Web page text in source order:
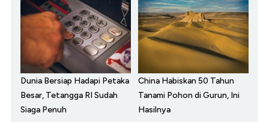
Dunia Bersiap Hadapi Petaka
Besar, Tetangga RI Sudah
Siaga Penuh
China Habiskan 50 Tahun
Tanami Pohon di Gurun, Ini
Hasilnya